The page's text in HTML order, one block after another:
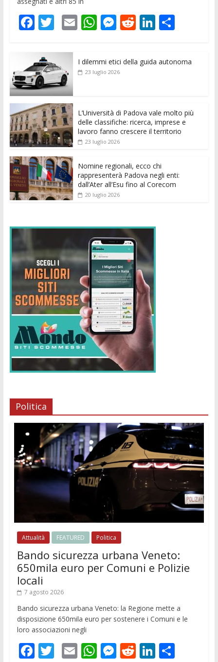
F
e
b
o
o
k
T
itt
er
E
ai
l
W
s
p
M
ss
e
er
R
di
Li
e
C
di
I dilemmi etici della guida autonoma
23 luglio 2026
L’Università di Padova vale molto più
delle classifiche: ricerca, imprese e
lavoro fanno crescere il territorio
23 luglio 2026
Nomine regionali, ecco chi
rappresenterà Padova negli enti:
dall’Ater all’Esu fino al Corecom
20 luglio 2026
Politica
Attualità FEATURED Politica
Bando sicurezza urbana Veneto:
650mila euro per Comuni e Polizie
locali
7 agosto 2026
Bando sicurezza urbana Veneto: la Regione mette a
disposizione 650mila euro per sostenere i Comuni e le
loro associazioni negli
F T E W M R Li C